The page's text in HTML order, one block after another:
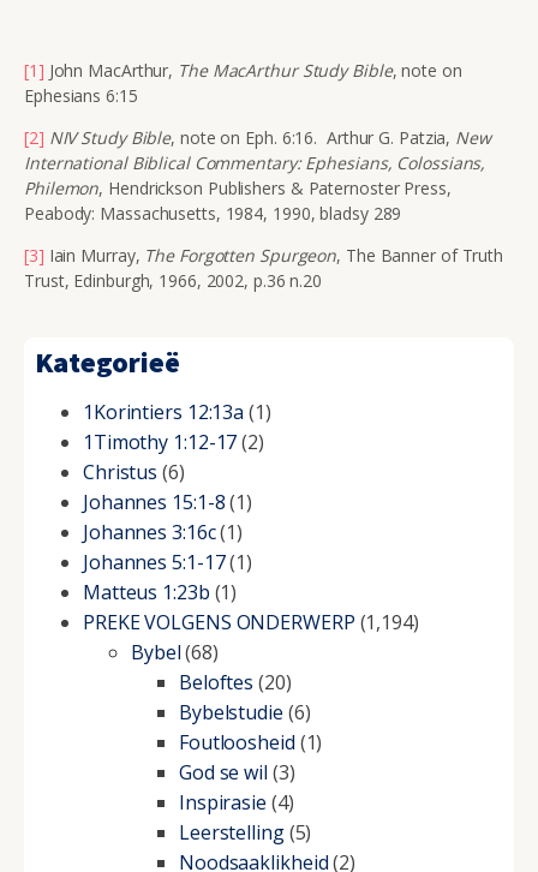
[1] John MacArthur, The MacArthur Study Bible, note on
Ephesians 6:15
[2] NIV Study Bible, note on Eph. 6:16. Arthur G. Patzia, New
International Biblical Commentary: Ephesians, Colossians,
Philemon, Hendrickson Publishers & Paternoster Press,
Peabody: Massachusetts, 1984, 1990, bladsy 289
[3] Iain Murray, The Forgotten Spurgeon, The Banner of Truth
Trust, Edinburgh, 1966, 2002, p.36 n.20
Kategorieë
1Korintiers 12:13a (1)
1Timothy 1:12-17(2)
Christus (6)
Johannes 15:1-8(1)
Johannes 3:16c(1)
Johannes 5:1-17(1)
Matteus 1:23b (1)
PREKE VOLGENS ONDERWERP (1,194)
Bybel(68)
Beloftes (20)
Bybelstudie (6)
Foutloosheid (1)
God se wil (3)
Inspirasie (4)
Leerstelling(5)
Noodsaaklikheid(2)